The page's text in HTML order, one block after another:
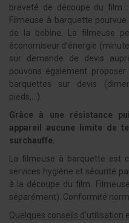
breveté de découpe du film
Filmeuse à barquette
de la bobine. La filmeuse
économiseur d’énergie
sur demande de devis
pouvons également
barquettes sur devis
pieds,...).
Grâce à une résistance
appareil aucune limite de
surchauffe.
La filmeuse à barquette est
services hygiène et sécurité
à la découpe du film.
séparément). Conformité
Quelques conseils d'utilisation